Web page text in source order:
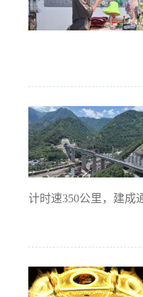
计时速350公里，建成